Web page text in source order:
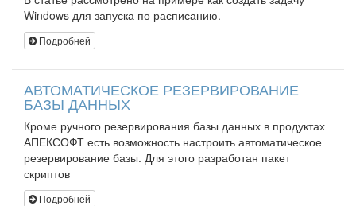
Windows для запуска по расписанию.
Подробней
АВТОМАТИЧЕСКОЕ РЕЗЕРВИРОВАНИЕ
БАЗЫ ДАННЫХ
Кроме ручного резервирования базы данных в продуктах
АПЕКСОФТ есть возможность настроить автоматическое
резервирование базы. Для этого разработан пакет
скриптов
Подробней